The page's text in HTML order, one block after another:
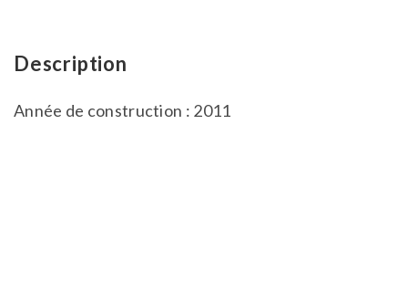
Description
Année de construction : 2011